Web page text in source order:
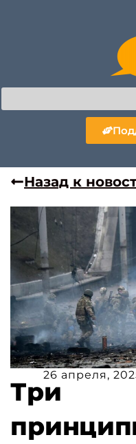
Назад к
26 апреля,
Три